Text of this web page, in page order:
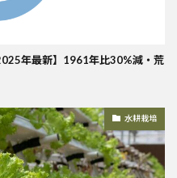
年最新】1961年比30%減・荒
水耕栽培